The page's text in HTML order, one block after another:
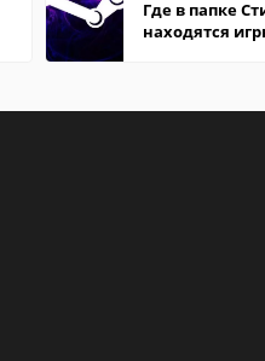
Где в папке
находятся